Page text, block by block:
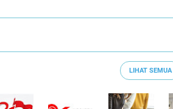
LIHAT SEMUA